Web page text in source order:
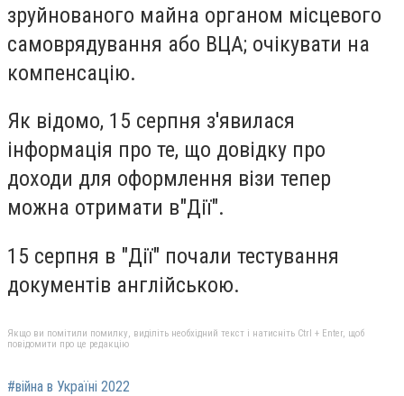
зруйнованого майна органом місцевого
самоврядування або ВЦА; очікувати на
компенсацію.
Як відомо, 15 серпня з'явилася
інформація про те, що довідку про
доходи для оформлення візи тепер
можна отримати в"Дії".
15 серпня в "Дії" почали тестування
документів англійською.
Якщо ви помітили помилку, виділіть необхідний текст і натисніть Ctrl + Enter, щоб
повідомити про це редакцію
#війна в Україні 2022